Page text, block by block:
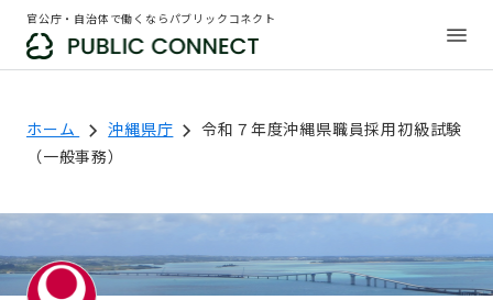
官公庁・自治体で働くならパブリックコネクト
ホーム 沖縄県庁
令和７年度沖縄県職員採用初級試験
（一般事務）